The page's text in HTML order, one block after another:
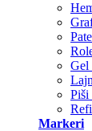
Gel
Piši
Markeri